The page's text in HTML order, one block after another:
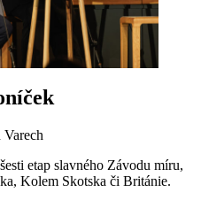
etap slavného Závodu míru,
Kolem Skotska či Británie.